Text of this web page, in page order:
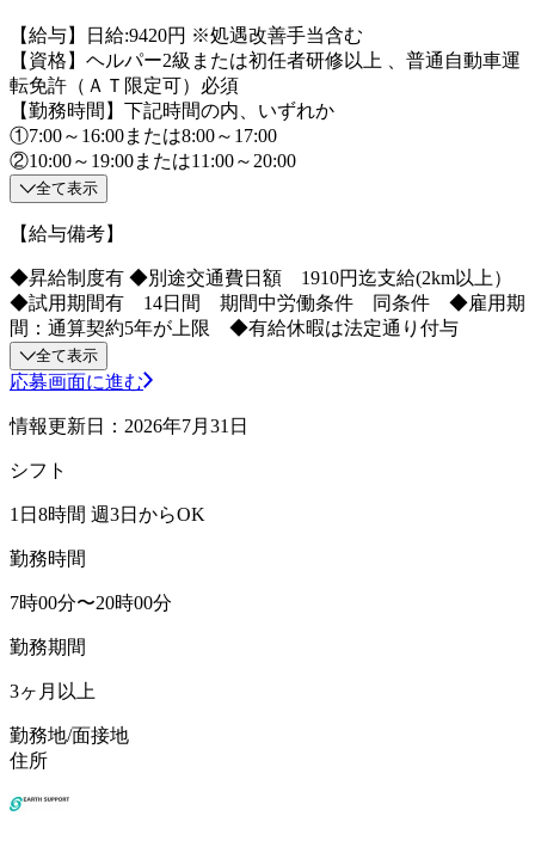
【給与】日給:9420円 ※処遇改善手当含む
【資格】ヘルパー2級または初任者研修以上 、普通自動車運
転免許（ＡＴ限定可）必須
【勤務時間】下記時間の内、いずれか
①7:00～16:00または8:00～17:00
②10:00～19:00または11:00～20:00
全て表示
【給与備考】
◆昇給制度有 ◆別途交通費日額 1910円迄支給(2km以上）
◆試用期間有 14日間 期間中労働条件 同条件 ◆雇用期
間：通算契約5年が上限 ◆有給休暇は法定通り付与
全て表示
応募画面に進む
情報更新日：2026年7月31日
シフト
1日8時間 週3日からOK
勤務時間
7時00分〜20時00分
勤務期間
3ヶ月以上
勤務地/面接地
住所